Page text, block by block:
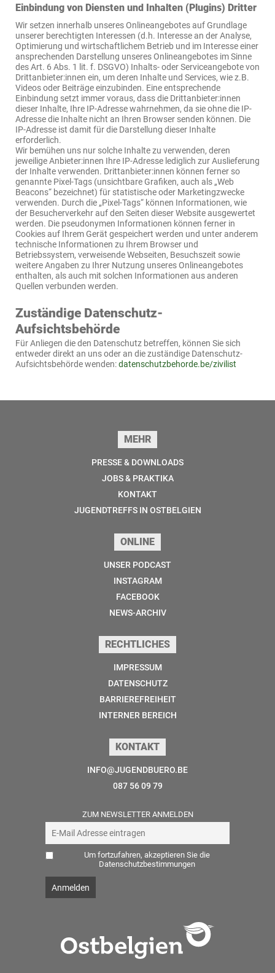
Einbindung von Diensten und Inhalten (Plugins) Dritter
Wir setzen innerhalb unseres Onlineangebotes auf Grundlage
unserer berechtigten Interessen (d.h. Interesse an der Analyse,
Optimierung und wirtschaftlichem Betrieb und im Interesse einer
ansprechenden Darstellung unseres Onlineangebotes im Sinne
des Art. 6 Abs. 1 lit. f. DSGVO) Inhalts- oder Serviceangebote von
Drittanbieter:innen ein, um deren Inhalte und Services, wie z.B.
Videos oder Beiträge einzubinden. Eine entsprechende
Einbindung setzt immer voraus, dass die Drittanbieter:innen
dieser Inhalte, Ihre IP-Adresse wahrnehmen, da sie ohne die IP-
Adresse die Inhalte nicht an Ihren Browser senden können. Die
IP-Adresse ist damit für die Darstellung dieser Inhalte
erforderlich.
Wir bemühen uns nur solche Inhalte zu verwenden, deren
jeweilige Anbieter:innen Ihre IP-Adresse lediglich zur Auslieferung
der Inhalte verwenden. Drittanbieter:innen können ferner so
genannte Pixel-Tags (unsichtbare Grafiken, auch als „Web
Beacons“ bezeichnet) für statistische oder Marketingzwecke
verwenden. Durch die „Pixel-Tags“ können Informationen, wie
der Besucherverkehr auf den Seiten dieser Website ausgewertet
werden. Die pseudonymen Informationen können ferner in
Cookies auf Ihrem Gerät gespeichert werden und unter anderem
technische Informationen zu Ihrem Browser und
Betriebssystem, verweisende Webseiten, Besuchszeit sowie
weitere Angaben zu Ihrer Nutzung unseres Onlineangebotes
enthalten, als auch mit solchen Informationen aus anderen
Quellen verbunden werden.
Zuständige Datenschutz-
Aufsichtsbehörde
Für Anliegen die den Datenschutz betreffen, können Sie sich
entweder direkt an uns oder an die zuständige Datenschutz-
Aufsichtsbehörde wenden:datenschutzbehorde.be/zivilist
MEHR
PRESSE & DOWNLOADS
JOBS & PRAKTIKA
KONTAKT
JUGENDTREFFS IN OSTBELGIEN
ONLINE
UNSER PODCAST
INSTAGRAM
FACEBOOK
NEWS-ARCHIV
RECHTLICHES
IMPRESSUM
DATENSCHUTZ
BARRIEREFREIHEIT
INTERNER BEREICH
KONTAKT
INFO@JUGENDBUERO.BE
087 56 09 79
ZUM NEWSLETTER ANMELDEN
Um fortzufahren, akzeptieren Sie die
Datenschutzbestimmungen